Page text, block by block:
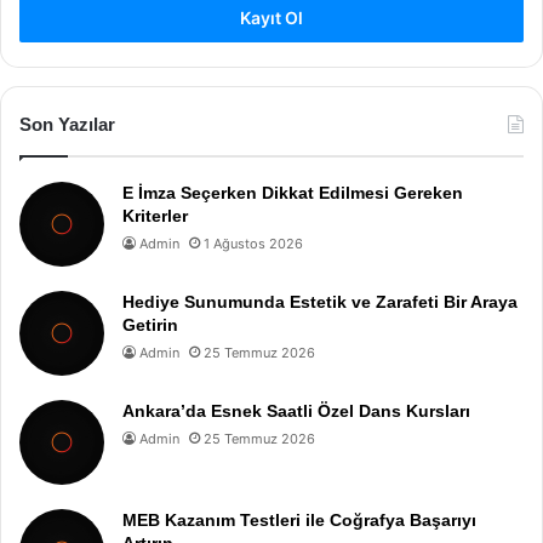
Kayıt Ol
Son Yazılar
E İmza Seçerken Dikkat Edilmesi Gereken
Kriterler
Admin 1 Ağustos 2026
Hediye Sunumunda Estetik ve Zarafeti Bir Araya
Getirin
Admin 25 Temmuz 2026
Ankara’da Esnek Saatli Özel Dans Kursları
Admin 25 Temmuz 2026
MEB Kazanım Testleri ile Coğrafya Başarıyı